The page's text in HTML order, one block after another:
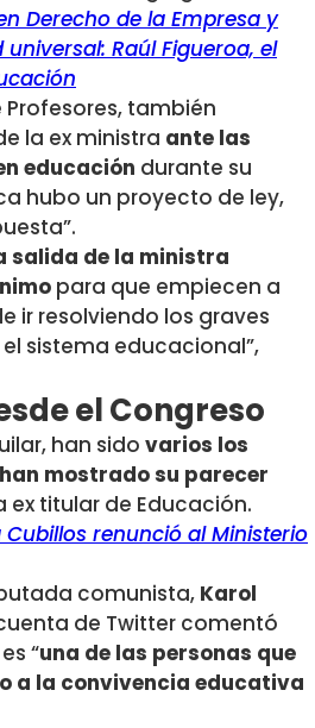
Derecho de la Empresa y
Raúl Figueroa, el
Profesores, también
la ex ministra ante las
educación durante su
hubo un proyecto de ley,
salida de la ministra
para que empiecen a
ir resolviendo los graves
sistema educacional”,
el Congreso
han sido varios los
mostrado su parecer
ex titular de Educación.
Cubillos renunció al Ministerio
comunista, Karol
de Twitter comentó
“una de las personas que
a la convivencia educativa